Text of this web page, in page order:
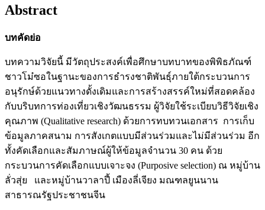
Abstract
บทคัดย่อ
บทความวิจัยนี้ มีวัตถุประสงค์เพื่อศึกษาบทบาทของพิพิธภัณฑ์
ชาวโม๋ซอในฐานะของการธำรงชาติพันธุ์ภายใต้กระบวนการ
อนุรักษ์ด้วยแนวทางดั้งเดิมและการสร้างสรรค์ใหม่ที่สอดคล้อง
กับบริบทการท่องเที่ยวเชิงวัฒนธรรม ผู้วิจัยใช้ระเบียบวิธีวิจัยเชิง
คุณภาพ (Qualitative research) ด้วยการทบทวนเอกสาร การเก็บ
ข้อมูลภาคสนาม การสังเกตแบบมีส่วนร่วมและไม่มีส่วนร่วม อีก
ทั้งคัดเลือกและสัมภาษณ์ผู้ให้ข้อมูลจำนวน 30 คน ด้วย
กระบวนการคัดเลือกแบบเจาะจง (Purposive selection) ณ หมู่บ้าน
ลั่วสุ่ย และหมู่บ้านวาลาปี้ เมืองลี่เจียง มณฑลยูนนาน
สาธารณรัฐประชาชนจีน